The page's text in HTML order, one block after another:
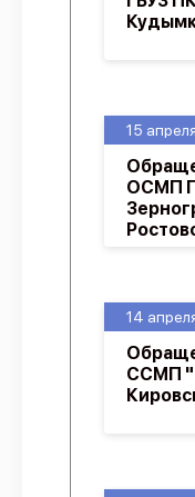
14
ССМП
15
ОСМП